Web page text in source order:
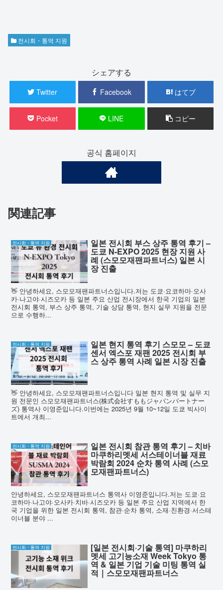
전시회・통역 지원
シェアする
Twitter Facebook はてブ
Pocket LINE コピー
공식 홈페이지
関連記事
전시회・통역 지원 일본 전시회 부스 상주 통역 후기 –
도쿄 N-EXPO 2025 현장 지원 사
례 (스모모재팬파트너스) 일본 시
장 진출
👋 안녕하세요, 스모모재팬파트너스입니다.저는 도쿄·요코하마·오사
카·나고야·시즈오카 등 일본 주요 산업 전시장에서 한국 기업의 일본
전시회 통역, 부스 상주 통역, 기술 상담 통역, 현지 실무 지원을 전문
으로 수행하...
전시회・통역 지원 일본 현지 통역 후기 스모모 – 도쿄
센서 엑스포 재팬 2025 전시회 부
스 상주 통역 사례 일본 시장 진출
👋 안녕하세요, 스모모재팬파트너스입니다 일본 현지 통역 및 실무 지
원 전문인 스모모재팬파트너스(株式会社すももジャパンパートナー
ズ) 통역사 이영준입니다.이번에는 2025년 9월 10~12일 도쿄 빅사이
트에서 개최...
전시회・통역 지원 일본 전시회 참관 통역 후기 – 치바
마쿠하리멧세 서스테이너블 재료
박람회 2024 순차 통역 사례 (스모
모재팬파트너스)
안녕하세요, 스모모재팬파트너스 통역사 이영준입니다.저는 도쿄·요
코하마·나고야·오사카·치바·시즈오카 등 일본 주요 산업 지역에서 한
국 기업을 위한 일본 전시회 통역, 참관·순차 통역, 소재·친환경·서스테
이너블 분야 ...
전시회・통역 지원 [일본 전시회·기술 통역] 마쿠하리
멧세 고기능소재 Week Tokyo 통
역 & 일본 기업 기술 미팅 통역 실
적｜스모모재팬파트너스